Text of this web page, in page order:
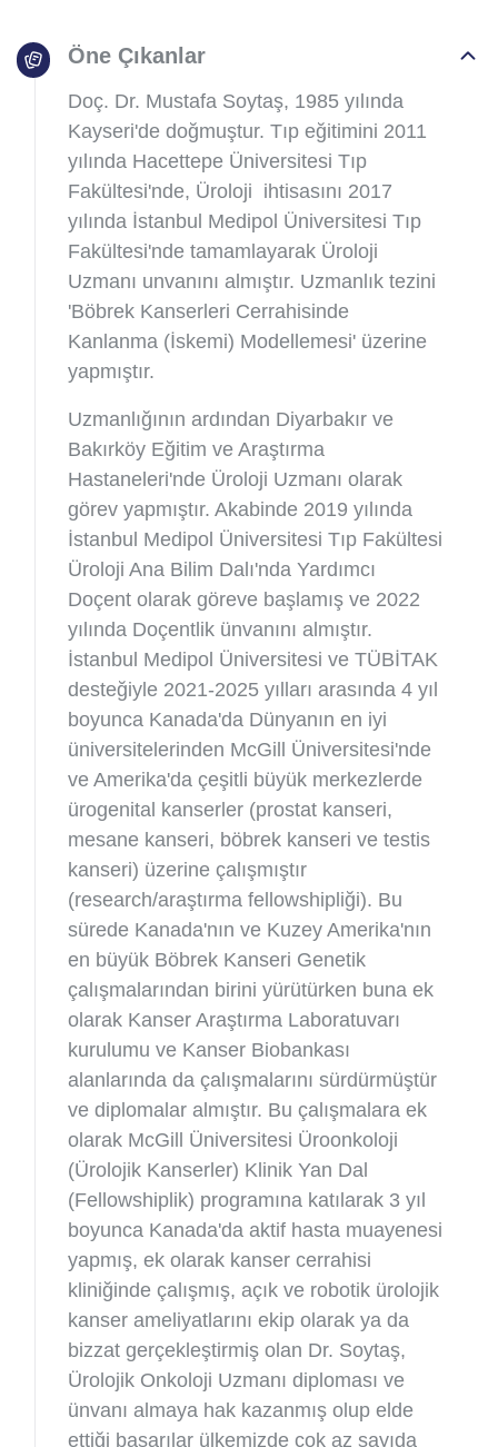
Öne Çıkanlar
Doç. Dr. Mustafa Soytaş, 1985 yılında
Kayseri'de doğmuştur. Tıp eğitimini 2011
yılında Hacettepe Üniversitesi Tıp
Fakültesi'nde, Üroloji ihtisasını 2017
yılında İstanbul Medipol Üniversitesi Tıp
Fakültesi'nde tamamlayarak Üroloji
Uzmanı unvanını almıştır. Uzmanlık tezini
'Böbrek Kanserleri Cerrahisinde
Kanlanma (İskemi) Modellemesi' üzerine
yapmıştır.
Uzmanlığının ardından Diyarbakır ve
Bakırköy Eğitim ve Araştırma
Hastaneleri'nde Üroloji Uzmanı olarak
görev yapmıştır. Akabinde 2019 yılında
İstanbul Medipol Üniversitesi Tıp Fakültesi
Üroloji Ana Bilim Dalı'nda Yardımcı
Doçent olarak göreve başlamış ve 2022
yılında Doçentlik ünvanını almıştır.
İstanbul Medipol Üniversitesi ve TÜBİTAK
desteğiyle 2021-2025 yılları arasında 4 yıl
boyunca Kanada'da Dünyanın en iyi
üniversitelerinden McGill Üniversitesi'nde
ve Amerika'da çeşitli büyük merkezlerde
ürogenital kanserler (prostat kanseri,
mesane kanseri, böbrek kanseri ve testis
kanseri) üzerine çalışmıştır
(research/araştırma fellowshipliği). Bu
sürede Kanada'nın ve Kuzey Amerika'nın
en büyük Böbrek Kanseri Genetik
çalışmalarından birini yürütürken buna ek
olarak Kanser Araştırma Laboratuvarı
kurulumu ve Kanser Biobankası
alanlarında da çalışmalarını sürdürmüştür
ve diplomalar almıştır. Bu çalışmalara ek
olarak McGill Üniversitesi Üroonkoloji
(Ürolojik Kanserler) Klinik Yan Dal
(Fellowshiplik) programına katılarak 3 yıl
boyunca Kanada'da aktif hasta muayenesi
yapmış, ek olarak kanser cerrahisi
kliniğinde çalışmış, açık ve robotik ürolojik
kanser ameliyatlarını ekip olarak ya da
bizzat gerçekleştirmiş olan Dr. Soytaş,
Ürolojik Onkoloji Uzmanı diploması ve
ünvanı almaya hak kazanmış olup elde
ettiği başarılar ülkemizde çok az sayıda